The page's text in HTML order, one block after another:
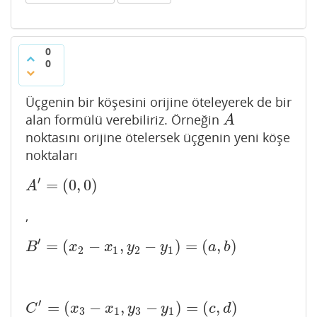
0
0
Üçgenin bir köşesini orijine öteleyerek de bir
alan formülü verebiliriz. Örneğin A
A
noktasını orijine ötelersek üçgenin yeni köşe
noktaları
A′ = (0,0)
A′= 0,0)
,
B′ = (x2 − x1 , y2 − y1 ) = (a, b)
B′= x2 −x 1 y2 −y1)=( a b)
C′ = (x3 − x1, y3 − y1 ) = (c, d)
C′= x3 −x1, y3− y1 )=( c d)